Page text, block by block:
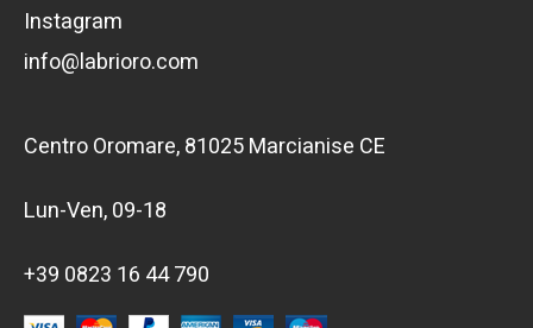
Instagram
info@labrioro.com
Centro Oromare, 81025 Marcianise CE
Lun-Ven, 09-18
+39 0823 16 44 790